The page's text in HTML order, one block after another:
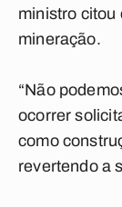
ministro citou
mineração.
“Não
ocorrer
como
revertendo a